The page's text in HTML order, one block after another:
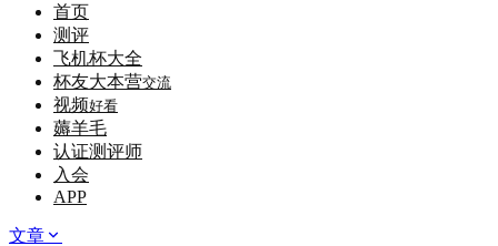
首页
测评
飞机杯大全
杯友大本营交流
视频好看
薅羊毛
认证测评师
入会
APP
文章